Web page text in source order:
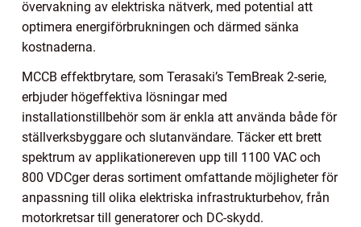
övervakning av elektriska nätverk, med potential att
optimera energiförbrukningen och därmed sänka
kostnaderna.
MCCB effektbrytare, som Terasaki’s TemBreak 2-serie,
erbjuder högeffektiva lösningar med
installationstillbehör som är enkla att använda både för
ställverksbyggare och slutanvändare. Täcker ett brett
spektrum av applikationereven upp till 1100 VAC och
800 VDCger deras sortiment omfattande möjligheter för
anpassning till olika elektriska infrastrukturbehov, från
motorkretsar till generatorer och DC-skydd.